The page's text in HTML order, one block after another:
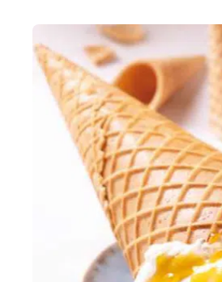
Passa alle informazioni sul